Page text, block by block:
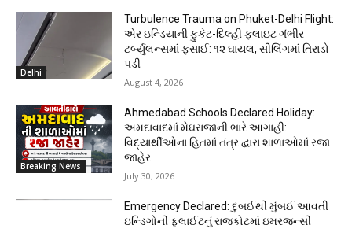
Delhi
Turbulence Trauma on Phuket-Delhi Flight:
એર ઇન્ડિયાની ફુકેટ-દિલ્હી ફ્લાઇટ ગંભીર
ટર્બ્યુલન્સમાં ફસાઈ: ૧૨ ઘાયલ, સીલિંગમાં તિરાડો
પડી
August 4, 2026
Breaking News
Ahmedabad Schools Declared Holiday:
અમદાવાદમાં મેઘરાજાની ભારે આગાહી:
વિદ્યાર્થીઓના હિતમાં તંત્ર દ્વારા શાળાઓમાં રજા
જાહેર
July 30, 2026
Emergency Declared: દુબઈથી મુંબઈ આવતી
ઇન્ડિગોની ફ્લાઈટનું રાજકોટમાં ઇમરજન્સી